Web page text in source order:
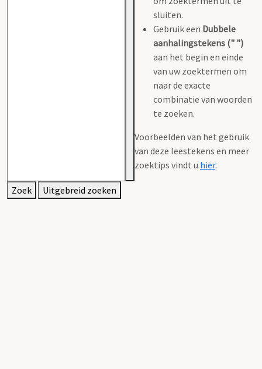
sluiten.
Gebruik een Dubbele
aanhalingstekens (" ")
aan het begin en einde
van uw zoektermen om
naar de exacte
combinatie van woorden
te zoeken.
Voorbeelden van het gebruik
van deze leestekens en meer
zoektips vindt u hier.
Zoek Uitgebreid zoeken